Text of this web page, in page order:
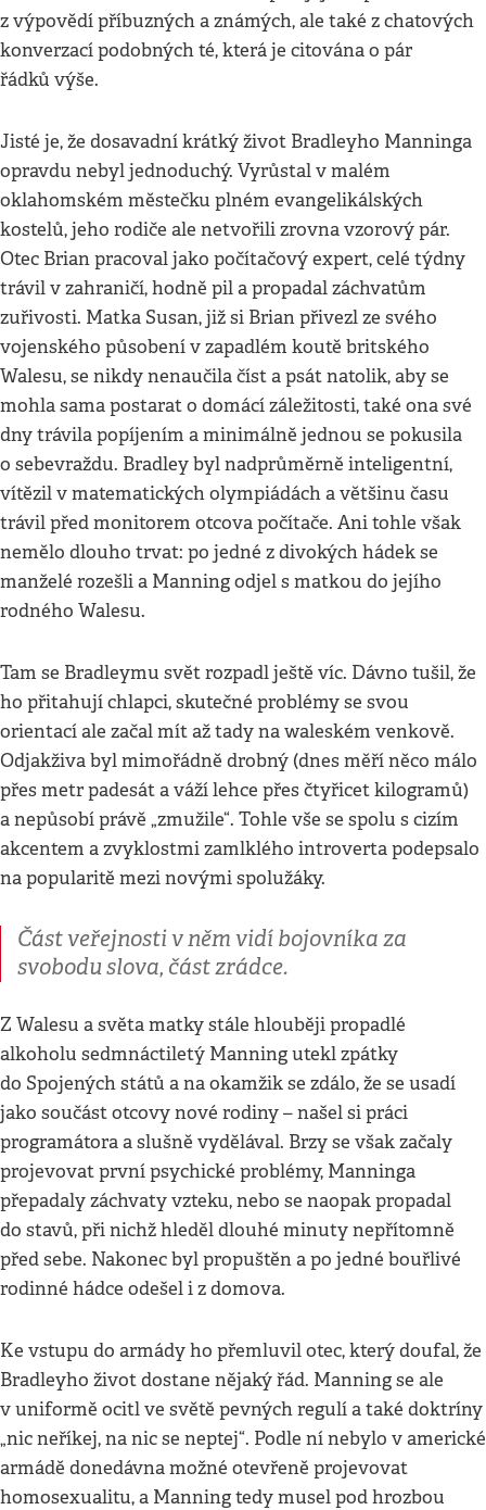
z výpovědí příbuzných a známých, ale také z chatových
konverzací podobných té, která je citována o pár
řádků výše.
Jisté je, že dosavadní krátký život Bradleyho Manninga
opravdu nebyl jednoduchý. Vyrůstal v malém
oklahomském městečku plném evangelikálských
kostelů, jeho rodiče ale netvořili zrovna vzorový pár.
Otec Brian pracoval jako počítačový expert, celé týdny
trávil v zahraničí, hodně pil a propadal záchvatům
zuřivosti. Matka Susan, již si Brian přivezl ze svého
vojenského působení v zapadlém koutě britského
Walesu, se nikdy nenaučila číst a psát natolik, aby se
mohla sama postarat o domácí záležitosti, také ona své
dny trávila popíjením a minimálně jednou se pokusila
o sebevraždu. Bradley byl nadprůměrně inteligentní,
vítězil v matematických olympiádách a většinu času
trávil před monitorem otcova počítače. Ani tohle však
nemělo dlouho trvat: po jedné z divokých hádek se
manželé rozešli a Manning odjel s matkou do jejího
rodného Walesu.
Tam se Bradleymu svět rozpadl ještě víc. Dávno tušil, že
ho přitahují chlapci, skutečné problémy se svou
orientací ale začal mít až tady na waleském venkově.
Odjakživa byl mimořádně drobný (dnes měří něco málo
přes metr padesát a váží lehce přes čtyřicet kilogramů)
a nepůsobí právě „zmužile“. Tohle vše se spolu s cizím
akcentem a zvyklostmi zamlklého introverta podepsalo
na popularitě mezi novými spolužáky.
Část veřejnosti v něm vidí bojovníka za
svobodu slova, část zrádce.
Z Walesu a světa matky stále hlouběji propadlé
alkoholu sedmnáctiletý Manning utekl zpátky
do Spojených států a na okamžik se zdálo, že se usadí
jako součást otcovy nové rodiny – našel si práci
programátora a slušně vydělával. Brzy se však začaly
projevovat první psychické problémy, Manninga
přepadaly záchvaty vzteku, nebo se naopak propadal
do stavů, při nichž hleděl dlouhé minuty nepřítomně
před sebe. Nakonec byl propuštěn a po jedné bouřlivé
rodinné hádce odešel i z domova.
Ke vstupu do armády ho přemluvil otec, který doufal, že
Bradleyho život dostane nějaký řád. Manning se ale
v uniformě ocitl ve světě pevných regulí a také doktríny
„nic neříkej, na nic se neptej“. Podle ní nebylo v americké
armádě donedávna možné otevřeně projevovat
homosexualitu, a Manning tedy musel pod hrozbou